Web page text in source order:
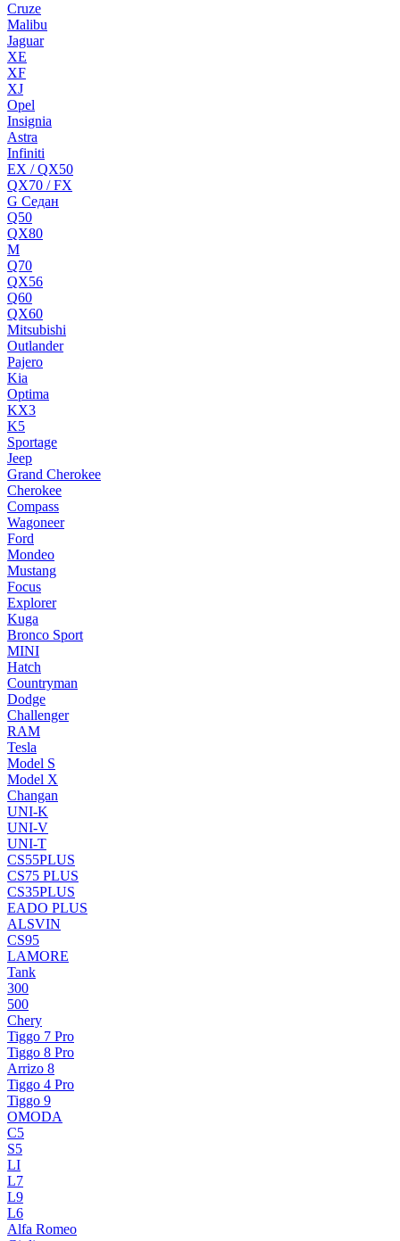
Cruze
Malibu
Jaguar
XE
XF
XJ
Opel
Insignia
Astra
Infiniti
EX / QX50
QX70 / FX
G Cедан
Q50
QX80
M
Q70
QX56
Q60
QX60
Mitsubishi
Outlander
Pajero
Kia
Optima
KX3
K5
Sportage
Jeep
Grand Cherokee
Cherokee
Compass
Wagoneer
Ford
Mondeo
Mustang
Focus
Explorer
Kuga
Bronco Sport
MINI
Hatch
Countryman
Dodge
Challenger
RAM
Tesla
Model S
Model X
Changan
UNI-K
UNI-V
UNI-T
CS55PLUS
CS75 PLUS
CS35PLUS
EADO PLUS
ALSVIN
CS95
LAMORE
Tank
300
500
Chery
Tiggo 7 Pro
Tiggo 8 Pro
Arrizo 8
Tiggo 4 Pro
Tiggo 9
OMODA
C5
S5
LI
L7
L9
L6
Alfa Romeo